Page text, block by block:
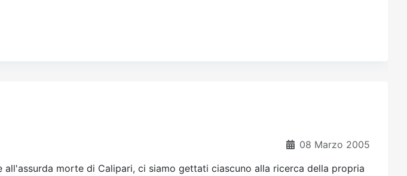
08 Marzo 2005
morte di Calipari, ci siamo gettati ciascuno alla ricerca della propria